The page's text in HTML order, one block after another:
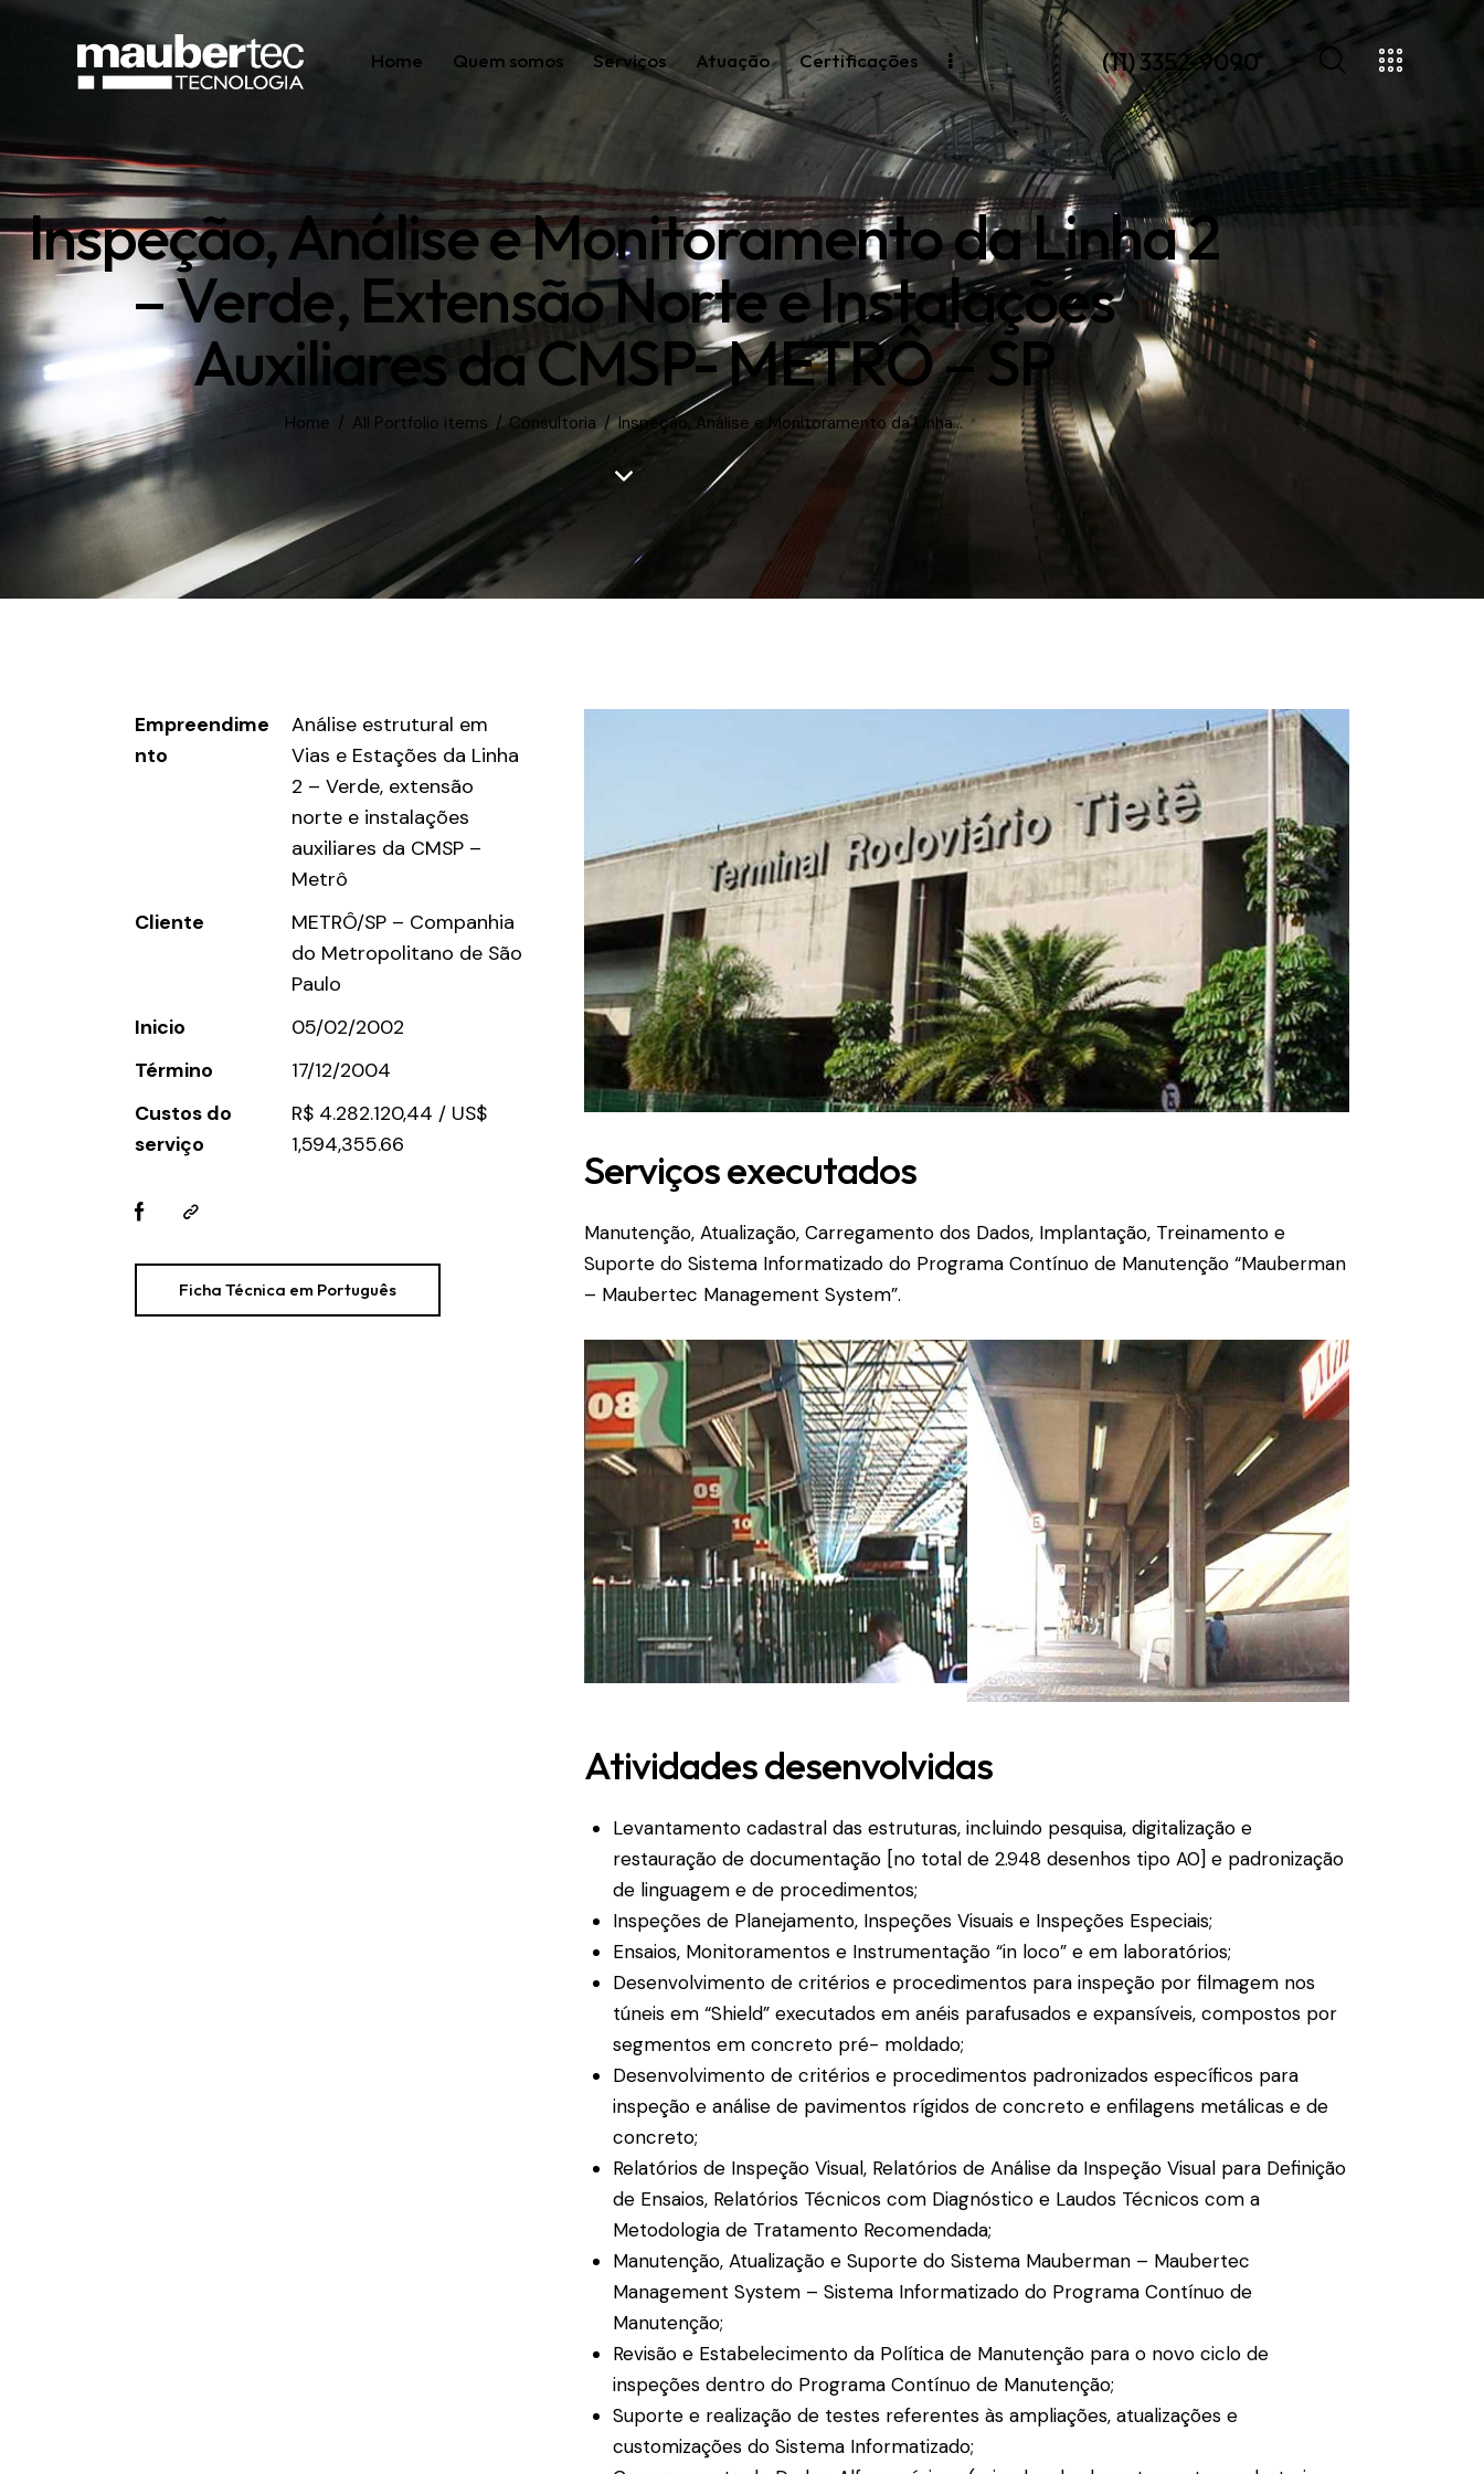
Home Quem somos Serviços Atuação Certificações (11) 3352-9090
Inspeção, Análise e Monitoramento da Linha 2
– Verde, Extensão Norte e Instalações
Auxiliares da CMSP- METRÔ – SP
Home All Portfolio items Consultoria Inspeção, Análise e Monitoramento da Linha...
Empreendime
nto
Análise estrutural em
Vias e Estações da Linha
2 – Verde, extensão
norte e instalações
auxiliares da CMSP –
Metrô
Cliente
METRÔ/SP – Companhia
do Metropolitano de São
Paulo
Inicio
05/02/2002
Término
17/12/2004
Custos do
serviço
R$ 4.282.120,44 / US$
1,594,355.66
Ficha Técnica em Português
Serviços executados
Manutenção, Atualização, Carregamento dos Dados, Implantação, Treinamento e
Suporte do Sistema Informatizado do Programa Contínuo de Manutenção “Mauberman
– Maubertec Management System”.
Atividades desenvolvidas
Levantamento cadastral das estruturas, incluindo pesquisa, digitalização e
restauração de documentação [no total de 2.948 desenhos tipo A0] e padronização
de linguagem e de procedimentos;
Inspeções de Planejamento, Inspeções Visuais e Inspeções Especiais;
Ensaios, Monitoramentos e Instrumentação “in loco” e em laboratórios;
Desenvolvimento de critérios e procedimentos para inspeção por filmagem nos
túneis em “Shield” executados em anéis parafusados e expansíveis, compostos por
segmentos em concreto pré- moldado;
Desenvolvimento de critérios e procedimentos padronizados específicos para
inspeção e análise de pavimentos rígidos de concreto e enfilagens metálicas e de
concreto;
Relatórios de Inspeção Visual, Relatórios de Análise da Inspeção Visual para Definição
de Ensaios, Relatórios Técnicos com Diagnóstico e Laudos Técnicos com a
Metodologia de Tratamento Recomendada;
Manutenção, Atualização e Suporte do Sistema Mauberman – Maubertec
Management System – Sistema Informatizado do Programa Contínuo de
Manutenção;
Revisão e Estabelecimento da Política de Manutenção para o novo ciclo de
inspeções dentro do Programa Contínuo de Manutenção;
Suporte e realização de testes referentes às ampliações, atualizações e
customizações do Sistema Informatizado;